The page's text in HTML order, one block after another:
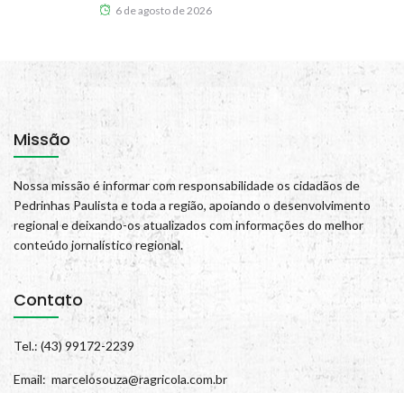
6 de agosto de 2026
Missão
Nossa missão é informar com responsabilidade os cidadãos de
Pedrinhas Paulista e toda a região, apoiando o desenvolvimento
regional e deixando-os atualizados com informações do melhor
conteúdo jornalístico regional.
Contato
Tel.: (43) 99172-2239
Email: marcelosouza@ragricola.com.br